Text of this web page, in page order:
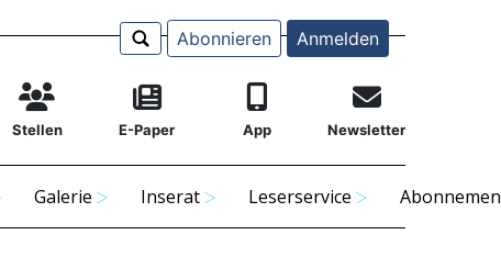
Abonnieren Anmelden
Stellen E-Paper App Newsletter
Galerie Inserat Leserservice